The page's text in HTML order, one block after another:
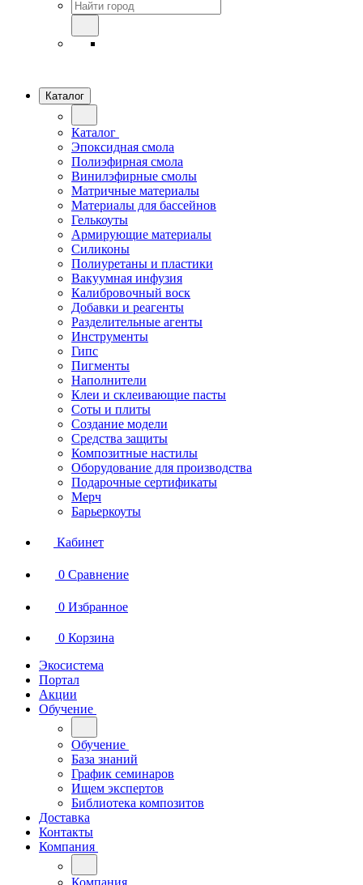
Каталог
Каталог
Эпоксидная смола
Полиэфирная смола
Винилэфирные смолы
Матричные материалы
Материалы для бассейнов
Гелькоуты
Армирующие материалы
Силиконы
Полиуретаны и пластики
Вакуумная инфузия
Калибровочный воск
Добавки и реагенты
Разделительные агенты
Инструменты
Гипс
Пигменты
Наполнители
Клеи и склеивающие пасты
Соты и плиты
Создание модели
Средства защиты
Композитные настилы
Оборудование для производства
Подарочные сертификаты
Мерч
Барьеркоуты
Кабинет
0 Сравнение
0 Избранное
0 Корзина
Экосистема
Портал
Акции
Обучение
Обучение
База знаний
График семинаров
Ищем экспертов
Библиотека композитов
Доставка
Контакты
Компания
Компания